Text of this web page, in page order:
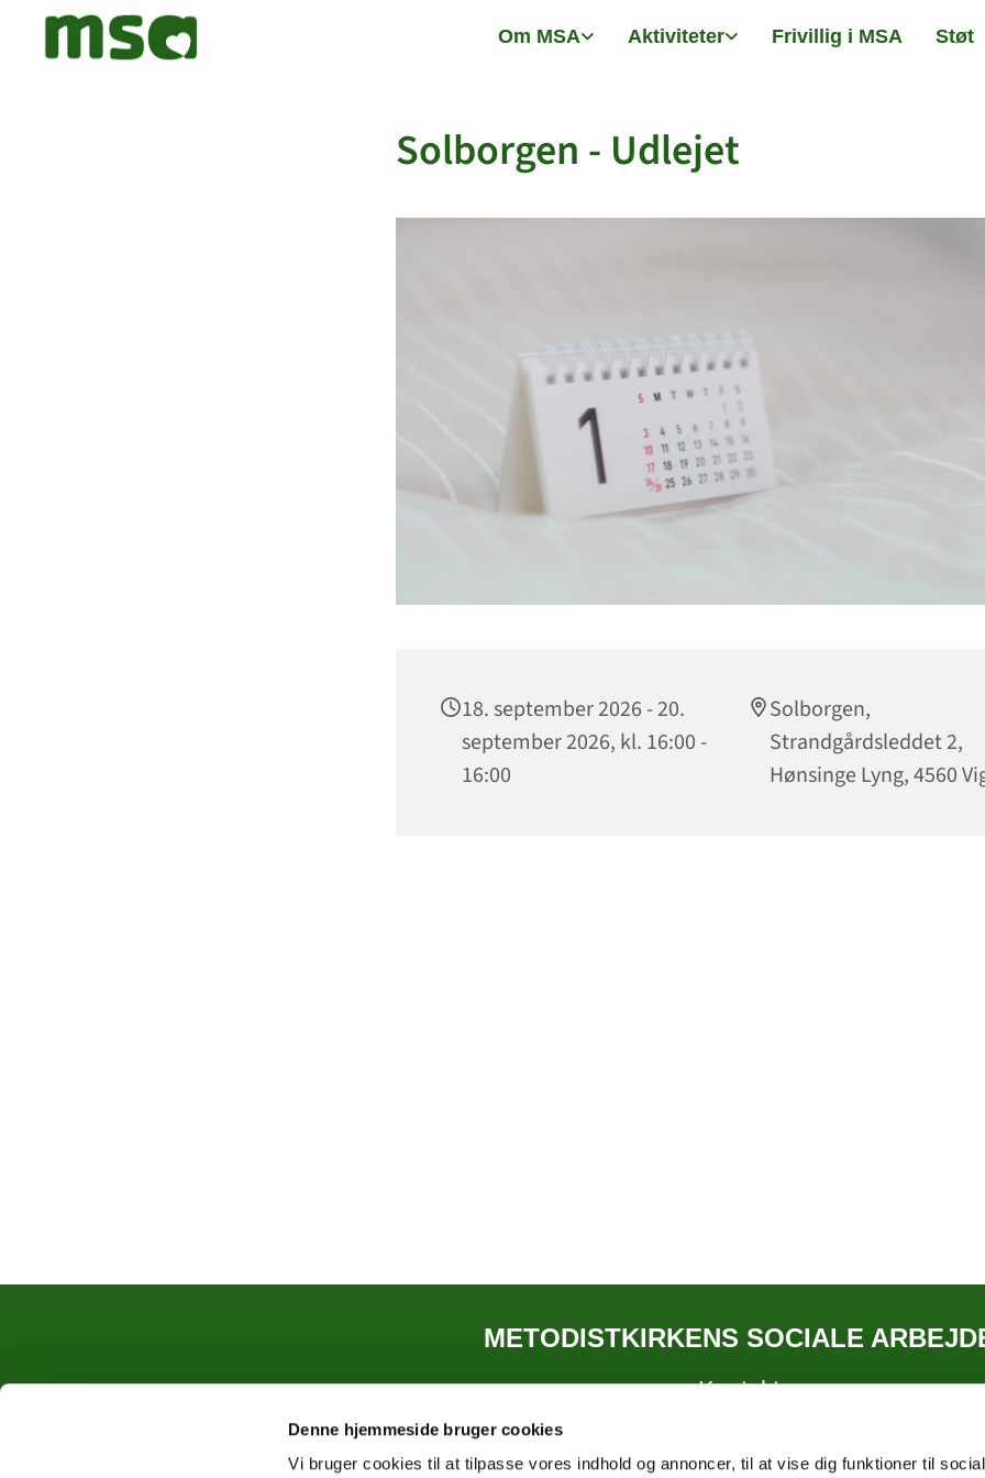
Denne hjemmeside bruger cookies
Vi bruger cookies til at tilpasse vores indhold og annoncer, til at vise dig funktioner til
Om MSA Aktiviteter Frivillig i MSA Støt
Solborgen - Udlejet
18. september 2026 - 20.
september 2026, kl. 16:00 -
16:00
Solborgen,
Strandgårdsleddet 2,
Hønsinge Lyng, 4560
METODISTKIRKENS SOCIALE
Kontakt